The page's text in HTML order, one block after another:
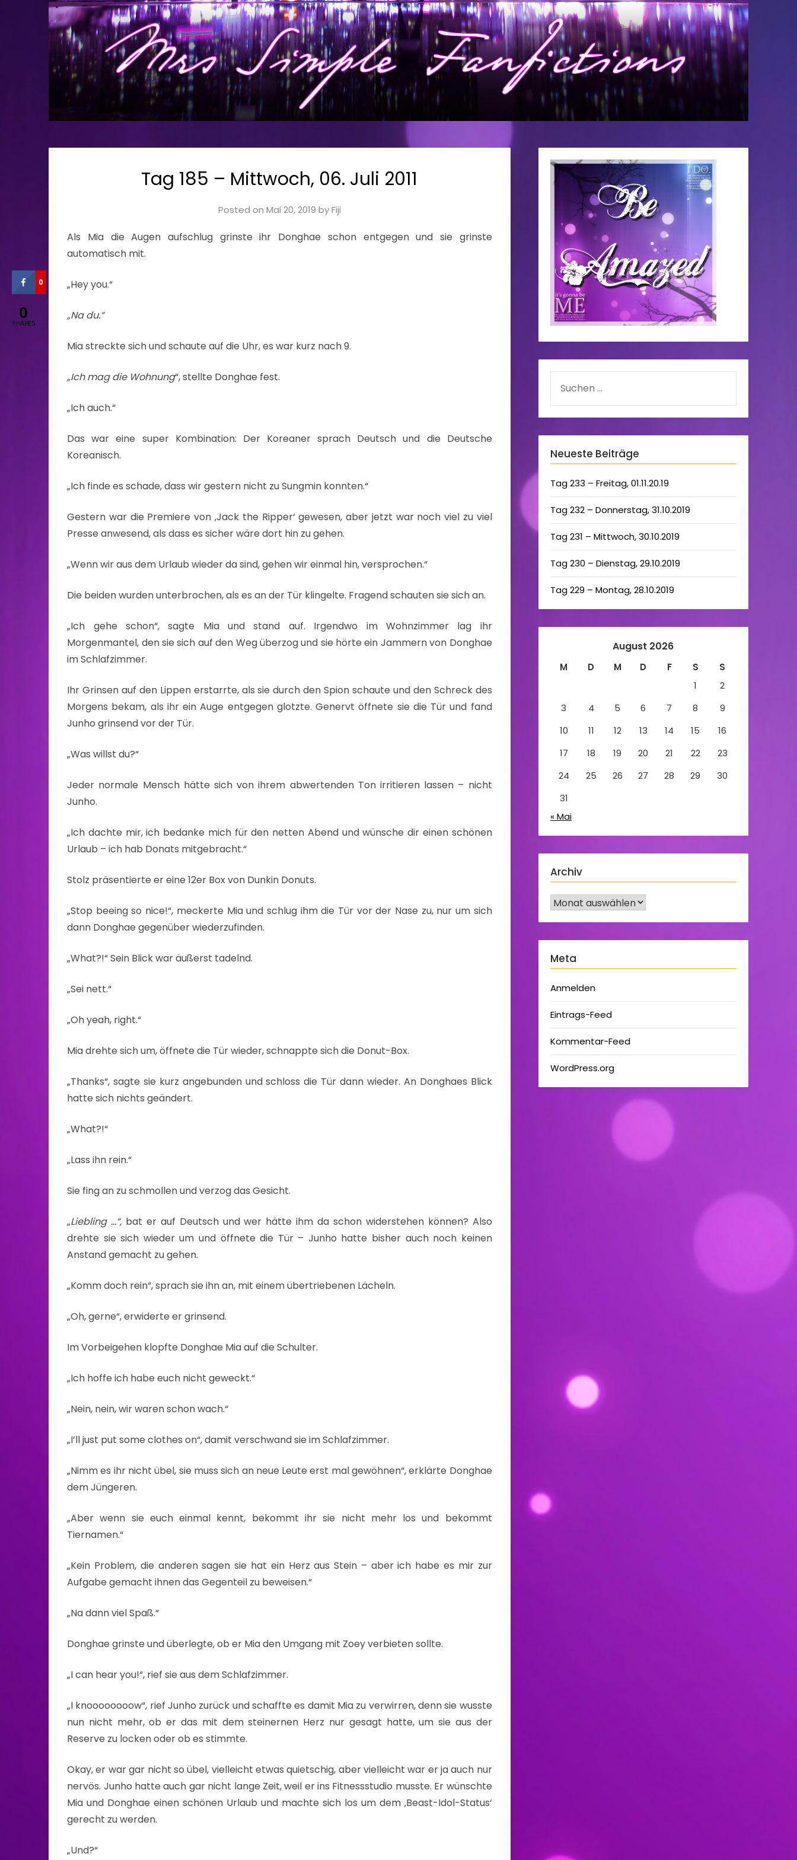
Tag 185 – Mittwoch, 06. Juli 2011
Posted on Mai 20, 2019 byFiji
Als Mia die Augen aufschlug grinste ihr Donghae schon entgegen und sie grinste
automatisch mit.
„Hey you.“
„Na du.“
Mia streckte sich und schaute auf die Uhr, es war kurz nach 9.
„Ich mag die Wohnung“, stellte Donghae fest.
„Ich auch.“
Das war eine super Kombination: Der Koreaner sprach Deutsch und die Deutsche
Koreanisch.
„Ich finde es schade, dass wir gestern nicht zu Sungmin konnten.“
Gestern war die Premiere von ‚Jack the Ripper‘ gewesen, aber jetzt war noch viel zu viel
Presse anwesend, als dass es sicher wäre dort hin zu gehen.
„Wenn wir aus dem Urlaub wieder da sind, gehen wir einmal hin, versprochen.“
Die beiden wurden unterbrochen, als es an der Tür klingelte. Fragend schauten sie sich an.
„Ich gehe schon“, sagte Mia und stand auf. Irgendwo im Wohnzimmer lag ihr
Morgenmantel, den sie sich auf den Weg überzog und sie hörte ein Jammern von Donghae
im Schlafzimmer.
Ihr Grinsen auf den Lippen erstarrte, als sie durch den Spion schaute und den Schreck des
Morgens bekam, als ihr ein Auge entgegen glotzte. Genervt öffnete sie die Tür und fand
Junho grinsend vor der Tür.
„Was willst du?“
Jeder normale Mensch hätte sich von ihrem abwertenden Ton irritieren lassen – nicht
Junho.
„Ich dachte mir, ich bedanke mich für den netten Abend und wünsche dir einen schönen
Urlaub – ich hab Donats mitgebracht.“
Stolz präsentierte er eine 12er Box von Dunkin Donuts.
„Stop beeing so nice!“, meckerte Mia und schlug ihm die Tür vor der Nase zu, nur um sich
dann Donghae gegenüber wiederzufinden.
„What?!“ Sein Blick war äußerst tadelnd.
„Sei nett.“
„Oh yeah, right.“
Mia drehte sich um, öffnete die Tür wieder, schnappte sich die Donut-Box.
„Thanks“, sagte sie kurz angebunden und schloss die Tür dann wieder. An Donghaes Blick
hatte sich nichts geändert.
„What?!“
„Lass ihn rein.“
Sie fing an zu schmollen und verzog das Gesicht.
„Liebling …“, bat er auf Deutsch und wer hätte ihm da schon widerstehen können? Also
drehte sie sich wieder um und öffnete die Tür – Junho hatte bisher auch noch keinen
Anstand gemacht zu gehen.
„Komm doch rein“, sprach sie ihn an, mit einem übertriebenen Lächeln.
„Oh, gerne“, erwiderte er grinsend.
Im Vorbeigehen klopfte Donghae Mia auf die Schulter.
„Ich hoffe ich habe euch nicht geweckt.“
„Nein, nein, wir waren schon wach.“
„I’ll just put some clothes on“, damit verschwand sie im Schlafzimmer.
„Nimm es ihr nicht übel, sie muss sich an neue Leute erst mal gewöhnen“, erklärte Donghae
dem Jüngeren.
„Aber wenn sie euch einmal kennt, bekommt ihr sie nicht mehr los und bekommt
Tiernamen.“
„Kein Problem, die anderen sagen sie hat ein Herz aus Stein – aber ich habe es mir zur
Aufgabe gemacht ihnen das Gegenteil zu beweisen.“
„Na dann viel Spaß.“
Donghae grinste und überlegte, ob er Mia den Umgang mit Zoey verbieten sollte.
„I can hear you!“, rief sie aus dem Schlafzimmer.
„I knoooooooow“, rief Junho zurück und schaffte es damit Mia zu verwirren, denn sie wusste
nun nicht mehr, ob er das mit dem steinernen Herz nur gesagt hatte, um sie aus der
Reserve zu locken oder ob es stimmte.
Okay, er war gar nicht so übel, vielleicht etwas quietschig, aber vielleicht war er ja auch nur
nervös. Junho hatte auch gar nicht lange Zeit, weil er ins Fitnessstudio musste. Er wünschte
Mia und Donghae einen schönen Urlaub und machte sich los um dem ‚Beast-Idol-Status‘
gerecht zu werden.
„Und?“
Neueste Beiträge
Tag 233 – Freitag, 01.11.20.19
Tag 232 – Donnerstag, 31.10.2019
Tag 231 – Mittwoch, 30.10.2019
Tag 230 – Dienstag, 29.10.2019
Tag 229 – Montag, 28.10.2019
August 2026
M D M D F S
S
1
2
3
4 5 6 7 8
9
10
11 12 13 14 15
16
17
18 19 20 21 22
23
24
25 26 27 28 29
30
31
« Mai
Archiv
Meta
Anmelden
Eintrags-Feed
Kommentar-Feed
WordPress.org
0
0
SHARES